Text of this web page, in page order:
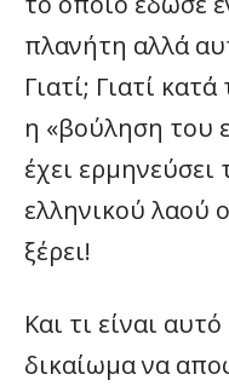
πλανήτη αλλά
Γιατί; Γιατί
η «βούληση του
έχει
ελληνικού λαού
ξέρει!
Και τι είναι
δικαίωμα να